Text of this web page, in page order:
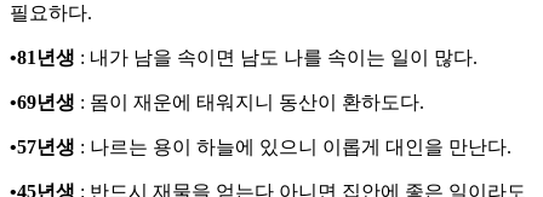
필요하다.
•81년생 : 내가 남을 속이면 남도 나를 속이는 일이 많다.
•69년생 : 몸이 재운에 태워지니 동산이 환하도다.
•57년생 : 나르는 용이 하늘에 있으니 이롭게 대인을 만난다.
•45년생 : 반드시 재물을 얻는다 아니면 집안에 좋은 일이라도